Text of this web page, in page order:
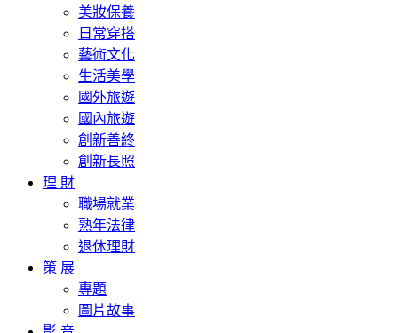
美妝保養
日常穿搭
藝術文化
生活美學
國外旅遊
國內旅遊
創新善終
創新長照
理 財
職場就業
熟年法律
退休理財
策 展
專題
圖片故事